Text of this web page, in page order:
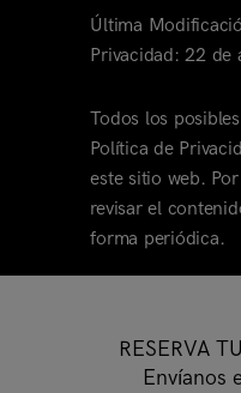
Última
Privacidad: 22 de
Todos los
Política de
este sitio web.
revisar el
forma periódica.
RESERVA
Envíanos